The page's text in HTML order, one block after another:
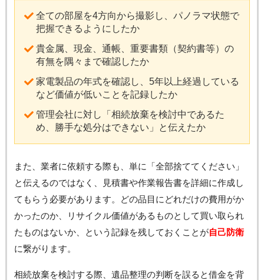
全ての部屋を4方向から撮影し、パノラマ状態で
把握できるようにしたか
貴金属、現金、通帳、重要書類（契約書等）の
有無を隅々まで確認したか
家電製品の年式を確認し、5年以上経過している
など価値が低いことを記録したか
管理会社に対し「相続放棄を検討中であるた
め、勝手な処分はできない」と伝えたか
また、業者に依頼する際も、単に「全部捨ててください」
と伝えるのではなく、見積書や作業報告書を詳細に作成し
てもらう必要があります。どの品目にどれだけの費用がか
かったのか、リサイクル価値があるものとして買い取られ
たものはないか、という記録を残しておくことが自己防衛
に繋がります。
相続放棄を検討する際、遺品整理の判断を誤ると借金を背